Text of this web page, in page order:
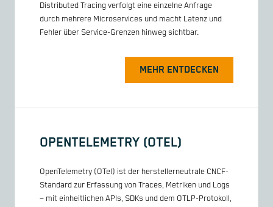
Distributed Tracing verfolgt eine einzelne Anfrage
durch mehrere Microservices und macht Latenz und
Fehler über Service-Grenzen hinweg sichtbar.
MEHR ENTDECKEN
OPENTELEMETRY (OTEL)
OpenTelemetry (OTel) ist der herstellerneutrale CNCF-
Standard zur Erfassung von Traces, Metriken und Logs
– mit einheitlichen APIs, SDKs und dem OTLP-Protokoll,